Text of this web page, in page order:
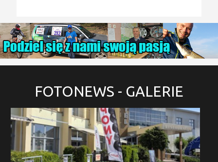
FOTONEWS - GALERIE